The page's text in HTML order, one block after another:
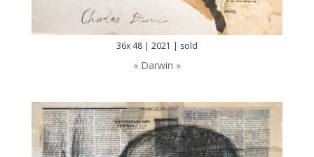
36x 48 | 2021 | sold
« Darwin »